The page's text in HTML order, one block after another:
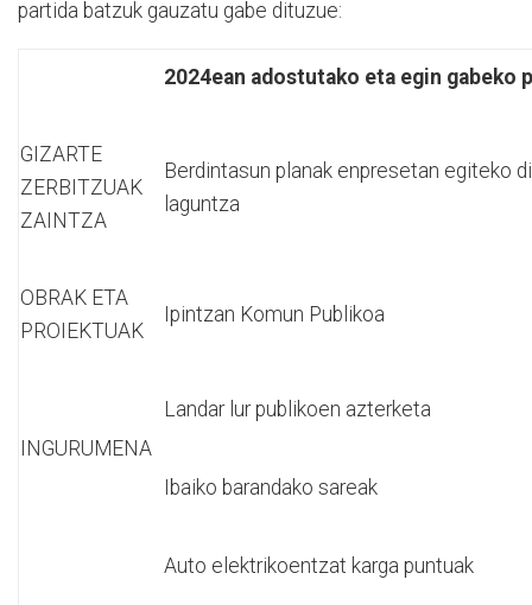
partida batzuk gauzatu gabe dituzue:
2024ean adostutako eta egin gabeko
GIZARTE
ZERBITZUAK
ZAINTZA
Berdintasun planak enpresetan egiteko
laguntza
OBRAK ETA
PROIEKTUAK
Ipintzan Komun Publikoa
INGURUMENA
Landar lur publikoen azterketa
Ibaiko barandako sareak
Auto elektrikoentzat karga puntuak